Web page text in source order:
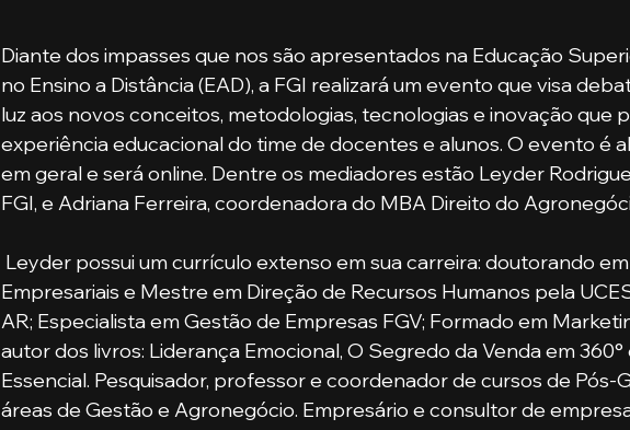
Diante dos impasses que nos são apresentados na Educação
no Ensino a Distância (EAD), a FGI realizará um evento que visa
luz aos novos conceitos, metodologias, tecnologias e inovação que
experiência educacional do time de docentes e alunos. O evento é
em geral e será online. Dentre os mediadores estão Leyder
FGI, e Adriana Ferreira, coordenadora do MBA Direito do
Empresariais e Mestre em Direção de Recursos Humanos pela
AR; Especialista em Gestão de Empresas FGV; Formado em
autor dos livros: Liderança Emocional, O Segredo da Venda em 360°
Essencial. Pesquisador, professor e coordenador de cursos de Pós-
áreas de Gestão e Agronegócio. Empresário e consultor de